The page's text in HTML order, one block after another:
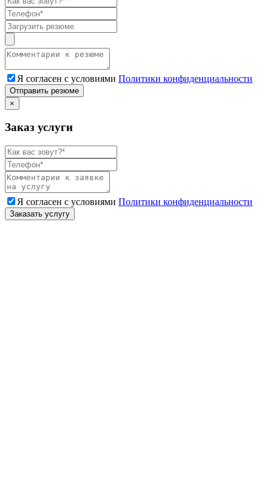
Я согласен с условиями Политики конфиденциальности
Отправить резюме
×
Заказ услуги
Я согласен с условиями Политики конфиденциальности
Заказать услугу